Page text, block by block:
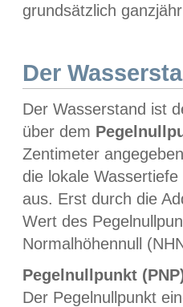
grundsätzlich
Der
Der Wasserstand ist
über dem
Zentimeter
die lokale
aus. Erst durch die
Wert des
Normalhöhennull
Pegelnullpunkt
Der Pegelnullpunkt